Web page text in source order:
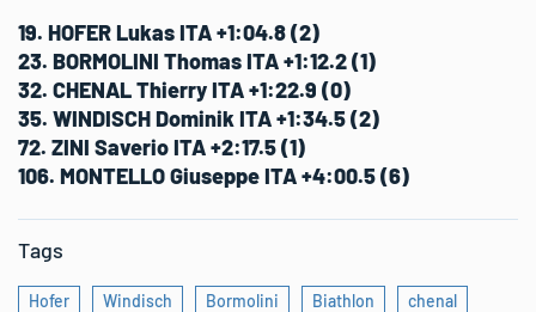
19. HOFER Lukas ITA +1:04.8 (2)
23. BORMOLINI Thomas ITA +1:12.2 (1)
32. CHENAL Thierry ITA +1:22.9 (0)
35. WINDISCH Dominik ITA +1:34.5 (2)
72. ZINI Saverio ITA +2:17.5 (1)
106. MONTELLO Giuseppe ITA +4:00.5 (6)
Tags
Hofer Windisch Bormolini Biathlon chenal